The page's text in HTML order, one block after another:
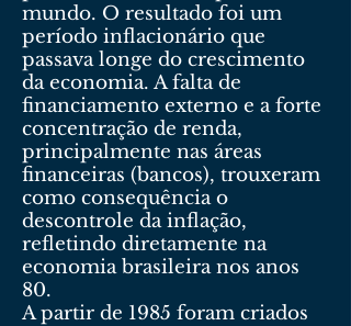
mundo. O resultado foi um
período inflacionário que
passava longe do crescimento
da economia. A falta de
financiamento externo e a forte
concentração de renda,
principalmente nas áreas
financeiras (bancos), trouxeram
como consequência o
descontrole da inflação,
refletindo diretamente na
economia brasileira nos anos
80.
A partir de 1985 foram criados